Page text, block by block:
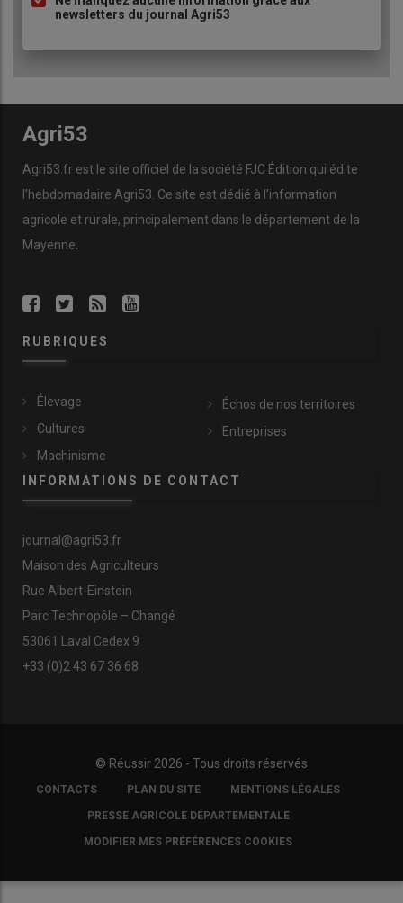
newsletters du journal Agri53
Agri53
Agri53.fr est le site officiel de la société FJC Édition qui édite
l’hebdomadaire Agri53. Ce site est dédié à l’information
agricole et rurale, principalement dans le département de la
Mayenne.
RUBRIQUES
Élevage
Cultures
Machinisme
Échos de nos territoires
Entreprises
INFORMATIONS DE CONTACT
journal@agri53.fr
Maison des Agriculteurs
Rue Albert-Einstein
Parc Technopôle – Changé
53061 Laval Cedex 9
+33 (0)2 43 67 36 68
© Réussir 2026 - Tous droits réservés
FOOTER
COPYRIGHT
CONTACTS PLAN DU SITE MENTIONS LÉGALES
PRESSE AGRICOLE DÉPARTEMENTALE
MODIFIER MES PRÉFÉRENCES COOKIES